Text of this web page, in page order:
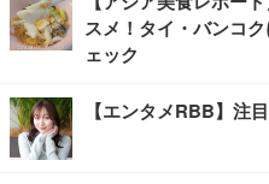
スメ！タイ・バンコ
ェック
【エンタメRBB】注